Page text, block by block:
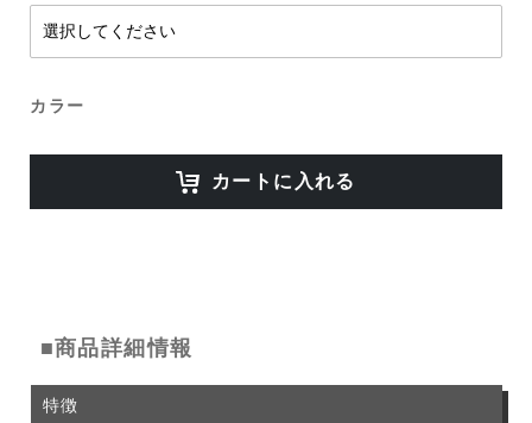
カラー
カートに入れる
■商品詳細情報
特徴